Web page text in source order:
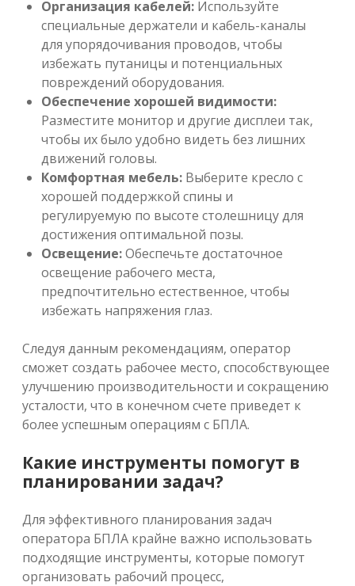
Организация кабелей: Используйте
специальные держатели и кабель-каналы
для упорядочивания проводов, чтобы
избежать путаницы и потенциальных
повреждений оборудования.
Обеспечение хорошей видимости:
Разместите монитор и другие дисплеи так,
чтобы их было удобно видеть без лишних
движений головы.
Комфортная мебель: Выберите кресло с
хорошей поддержкой спины и
регулируемую по высоте столешницу для
достижения оптимальной позы.
Освещение:Обеспечьте достаточное
освещение рабочего места,
предпочтительно естественное, чтобы
избежать напряжения глаз.
Следуя данным рекомендациям, оператор
сможет создать рабочее место, способствующее
улучшению производительности и сокращению
усталости, что в конечном счете приведет к
более успешным операциям с БПЛА.
Какие инструменты помогут в
планировании задач?
Для эффективного планирования задач
оператора БПЛА крайне важно использовать
подходящие инструменты, которые помогут
организовать рабочий процесс,